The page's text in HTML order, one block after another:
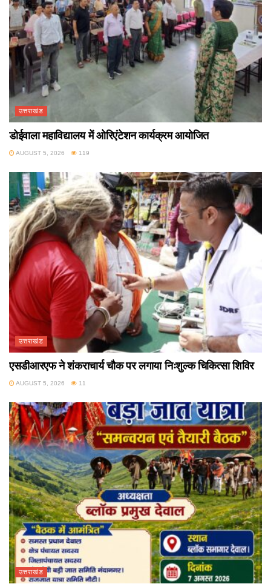
उत्तराखंड
डोईवाला महाविद्यालय में ओरिएंटेशन कार्यक्रम आयोजित
AUGUST 5, 2026 119
उत्तराखंड
एसडीआरएफ ने शंकराचार्य चौक पर लगाया निःशुल्क चिकित्सा शिविर
AUGUST 5, 2026 11
उत्तराखंड